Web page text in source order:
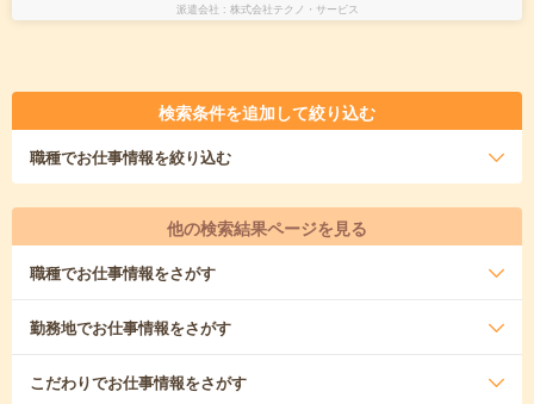
派遣会社 株式会社テクノ・サービス
検索条件を追加して絞り込む
職種でお仕事情報を絞り込む
他の検索結果ページを見る
職種でお仕事情報をさがす
勤務地でお仕事情報をさがす
こだわりでお仕事情報をさがす